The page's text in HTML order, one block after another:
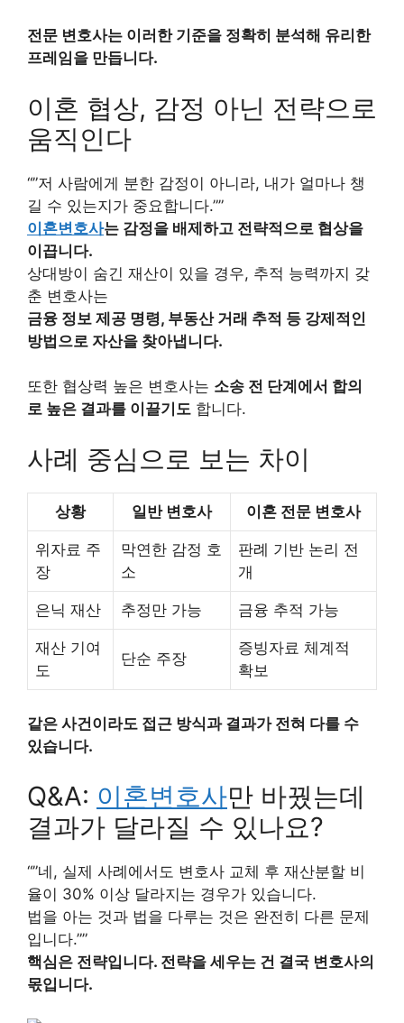
전문 변호사는 이러한 기준을 정확히 분석해 유리한
프레임을 만듭니다.
이혼 협상, 감정 아닌 전략으로
움직인다
“”저 사람에게 분한 감정이 아니라, 내가 얼마나 챙
길 수 있는지가 중요합니다.””
이혼변호사는 감정을 배제하고 전략적으로 협상을
이끕니다.
상대방이 숨긴 재산이 있을 경우, 추적 능력까지 갖
춘 변호사는
금융 정보 제공 명령, 부동산 거래 추적 등 강제적인
방법으로 자산을 찾아냅니다.
또한 협상력 높은 변호사는 소송 전 단계에서 합의
로 높은 결과를 이끌기도 합니다.
사례 중심으로 보는 차이
상황 일반 변호사 이혼 전문 변호사
위자료 주
장
막연한 감정 호
소
판례 기반 논리 전
개
은닉 재산 추정만 가능 금융 추적 가능
재산 기여
도
단순 주장
증빙자료 체계적
확보
같은 사건이라도 접근 방식과 결과가 전혀 다를 수
있습니다.
Q&A: 이혼변호사만 바꿨는데
결과가 달라질 수 있나요?
“”네, 실제 사례에서도 변호사 교체 후 재산분할 비
율이 30% 이상 달라지는 경우가 있습니다.
법을 아는 것과 법을 다루는 것은 완전히 다른 문제
입니다.””
핵심은 전략입니다. 전략을 세우는 건 결국 변호사의
몫입니다.